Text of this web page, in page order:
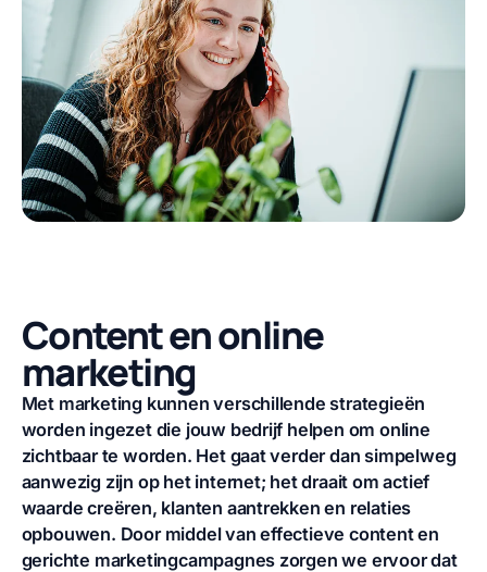
Content en online
marketing
Met marketing kunnen verschillende strategieën
worden ingezet die jouw bedrijf helpen om online
zichtbaar te worden. Het gaat verder dan simpelweg
aanwezig zijn op het internet; het draait om actief
waarde creëren, klanten aantrekken en relaties
opbouwen. Door middel van effectieve content en
gerichte marketingcampagnes zorgen we ervoor dat